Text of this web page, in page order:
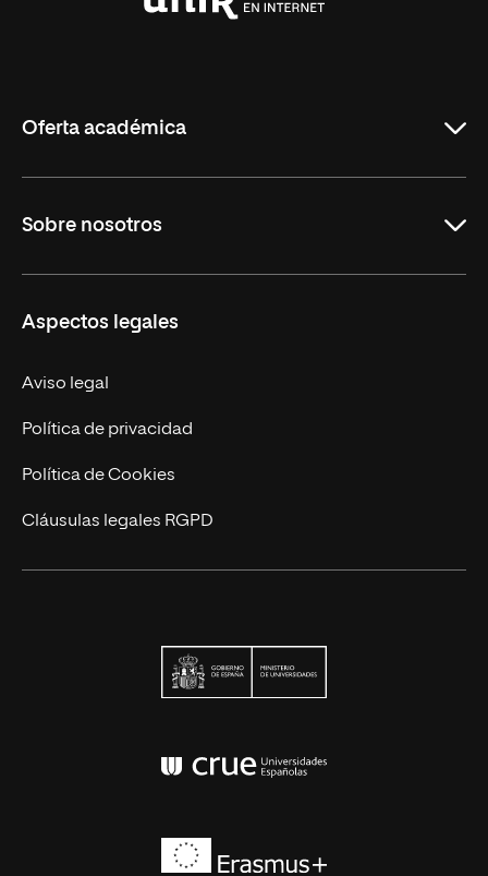
Oferta académica
Carreras
Sobre nosotros
Nuestro Equipo
Trabaja en UNIR
Actualidad
Contáctanos
Aspectos legales
Aviso legal
Política de privacidad
Política de Cookies
Cláusulas legales RGPD
Conferencia de